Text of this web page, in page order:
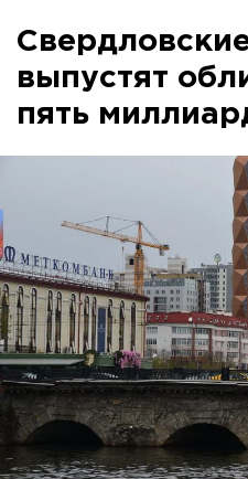
выпустят
пять